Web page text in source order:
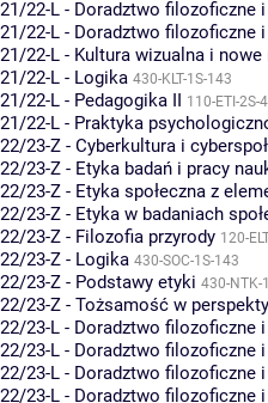
21/22-L - Doradztwo filozoficzne
21/22-L - Doradztwo filozoficzne
21/22-L - Kultura wizualna i nowe
21/22-L - Logika 430-KLT-1S-143
21/22-L - Pedagogika II 110-ETI-2S-
21/22-L - Praktyka
22/23-Z - Cyberkultura i
22/23-Z - Etyka badań i pracy
22/23-Z - Etyka społeczna z
22/23-Z - Etyka w badaniach
22/23-Z - Filozofia przyrody 120-
22/23-Z - Logika 430-SOC-1S-143
22/23-Z - Podstawy etyki 430-NTK-
22/23-Z - Tożsamość w
22/23-L - Doradztwo filozoficzne
22/23-L - Doradztwo filozoficzne
22/23-L - Doradztwo filozoficzne
22/23-L - Doradztwo filozoficzne